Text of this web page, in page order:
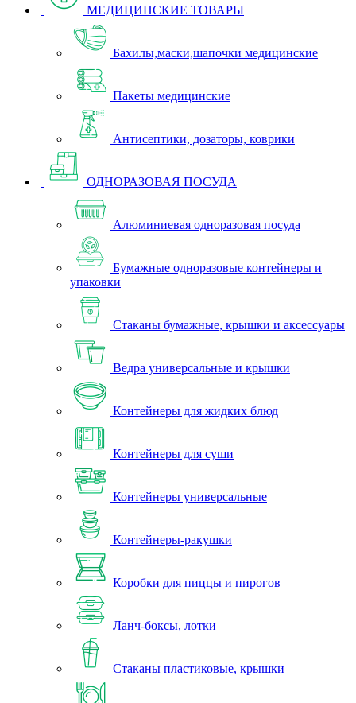
МЕДИЦИНСКИЕ ТОВАРЫ
Бахилы,маски,шапочки медицинские
Пакеты медицинские
Антисептики, дозаторы, коврики
ОДНОРАЗОВАЯ ПОСУДА
Алюминиевая одноразовая посуда
Бумажные одноразовые контейнеры и
упаковки
Стаканы бумажные, крышки и аксессуары
Ведра универсальные и крышки
Контейнеры для жидких блюд
Контейнеры для суши
Контейнеры универсальные
Контейнеры-ракушки
Коробки для пиццы и пирогов
Ланч-боксы, лотки
Стаканы пластиковые, крышки